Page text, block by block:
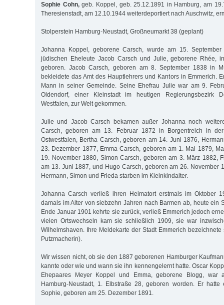
Sophie Cohn,geb. Koppel, geb. 25.12.1891 in Hamburg, am
Theresienstadt, am 12.10.1944 weiterdeportiert nach Auschwitz,
Stolperstein Hamburg-Neustadt, Großneumarkt 38 (geplant)
Johanna Koppel, geborene Carsch, wurde am 15.
jüdischen Eheleute Jacob Carsch und Julie, geborene Rhée,
geboren. Jacob Carsch, geboren am 8. September 1838 in
bekleidete das Amt des Hauptlehrers und Kantors in Emmerich.
Mann in seiner Gemeinde. Seine Ehefrau Julie war am 9.
Oldendorf, einer Kleinstadt im heutigen Regierungsbezirk
Westfalen, zur Welt gekommen.
Julie und Jacob Carsch bekamen außer Johanna noch
Carsch, geboren am 13. Februar 1872 in Borgentreich in
Ostwestfalen, Bertha Carsch, geboren am 14. Juni 1876,
23. Dezember 1877, Emma Carsch, geboren am 1. Mai 1879,
19. November 1880, Simon Carsch, geboren am 3. März 1882,
am 13. Juni 1887, und Hugo Carsch, geboren am 26. November
Hermann, Simon und Frieda starben im Kleinkindalter.
Johanna Carsch verließ ihren Heimatort erstmals im Oktober
damals im Alter von siebzehn Jahren nach Barmen ab, heute ein
Ende Januar 1901 kehrte sie zurück, verließ Emmerich jedoch
vielen Ortswechseln kam sie schließlich 1909, sie war
Wilhelmshaven. Ihre Meldekarte der Stadt Emmerich
Putzmacherin).
Wir wissen nicht, ob sie den 1887 geborenen Hamburger
kannte oder wie und wann sie ihn kennengelernt hatte. Oscar
Ehepaares Meyer Koppel und Emma, geborene Blogg, war
Hamburg-Neustadt, 1. Elbstraße 28, geboren worden. Er hatte
Sophie, geboren am 25. Dezember 1891.